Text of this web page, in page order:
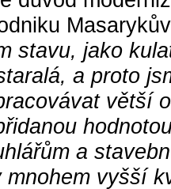
stavu, jako
a proto
větší
a
vyšší